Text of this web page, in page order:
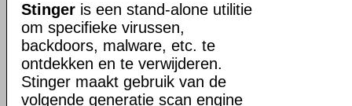
Stinger is een stand-alone utilitie
om specifieke virussen,
backdoors, malware, etc. te
ontdekken en te verwijderen.
Stinger maakt gebruik van de
volgende generatie scan engine